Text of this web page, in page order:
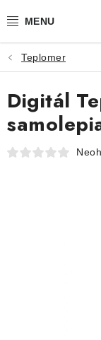
na
TECHNIKA
HNOJIVÁ
VODA
Teplomer
Digitál